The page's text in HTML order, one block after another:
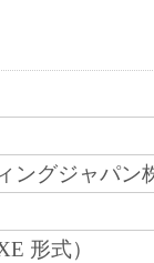
AND
MATTER
ALS OR
WRITTEN,
YOU
MATTER
ングジャパン
形式）